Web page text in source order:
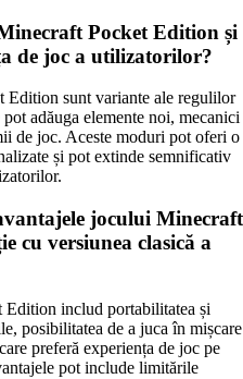
Pocket Edition și
de joc a utilizatorilor?
sunt variante ale regulilor
adăuga elemente noi, mecanici
de joc. Aceste moduri pot oferi o
și pot extinde semnificativ
jocului Minecraft
cu versiunea clasică a
includ portabilitatea și
posibilitatea de a juca în mișcare
preferă experiența de joc pe
pot include limitările